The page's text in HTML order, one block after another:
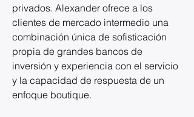
privados. Alexander ofrece a los
clientes de mercado intermedio una
combinación única de sofisticación
propia de grandes bancos de
inversión y experiencia con el servicio
y la capacidad de respuesta de un
enfoque boutique.